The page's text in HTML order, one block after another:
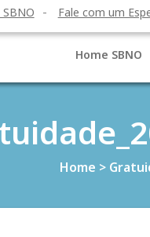
Fale com um
Home SBNO
Home >